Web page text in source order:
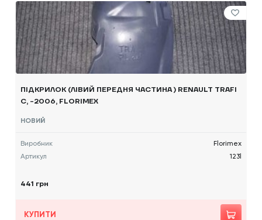
ПІДКРИЛОК (ЛІВИЙ ПЕРЕДНЯ ЧАСТИНА ) RENAULT TRAFI
C, -2006, FLORIMEX
НОВИЙ
Виробник
Florimex
Артикул
123l
441 грн
КУПИТИ